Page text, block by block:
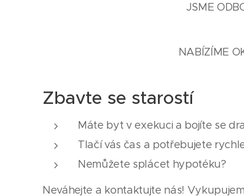
JSME
NABÍZÍME
Zbavte se starostí
Máte byt v exekuci a bojíte se
Tlačí vás čas a potřebujete
Nemůžete splácet hypotéku?
Neváhejte a kontaktujte nás!